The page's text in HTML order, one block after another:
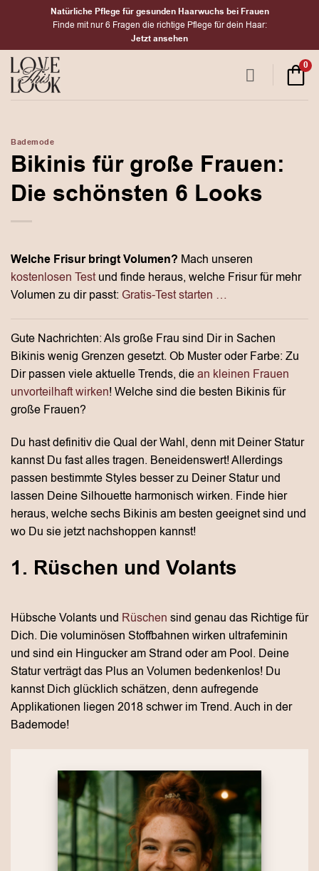
Natürliche Pflege für gesunden Haarwuchs bei Frauen
Finde mit nur 6 Fragen die richtige Pflege für dein Haar:
Jetzt ansehen
0
Bademode
Bikinis für große Frauen:
Die schönsten 6 Looks
Welche Frisur bringt Volumen? Mach unseren
kostenlosen Testund finde heraus, welche Frisur für mehr
Volumen zu dir passt: Gratis-Test starten …
Gute Nachrichten: Als große Frau sind Dir in Sachen
Bikinis wenig Grenzen gesetzt. Ob Muster oder Farbe: Zu
Dir passen viele aktuelle Trends, diean kleinen Frauen
unvorteilhaft wirken! Welche sind die besten Bikinis für
große Frauen?
Du hast definitiv die Qual der Wahl, denn mit Deiner Statur
kannst Du fast alles tragen. Beneidenswert! Allerdings
passen bestimmte Styles besser zu Deiner Statur und
lassen Deine Silhouette harmonisch wirken. Finde hier
heraus, welche sechs Bikinis am besten geeignet sind und
wo Du sie jetzt nachshoppen kannst!
1. Rüschen und Volants
Hübsche Volants und Rüschen sind genau das Richtige für
Dich. Die voluminösen Stoffbahnen wirken ultrafeminin
und sind ein Hingucker am Strand oder am Pool. Deine
Statur verträgt das Plus an Volumen bedenkenlos! Du
kannst Dich glücklich schätzen, denn aufregende
Applikationen liegen 2018 schwer im Trend. Auch in der
Bademode!